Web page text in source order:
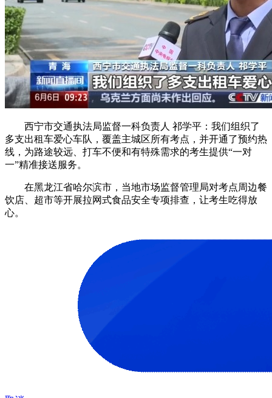
西宁市交通执法局监督一科负责人 祁学平：我们组织了
多支出租车爱心车队，覆盖主城区所有考点，并开通了预约热
线，为路途较远、打车不便和有特殊需求的考生提供“一对
一”精准接送服务。
在黑龙江省哈尔滨市，当地市场监督管理局对考点周边餐
饮店、超市等开展拉网式食品安全专项排查，让考生吃得放
心。